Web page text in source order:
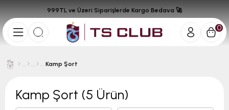
0
999TL ve Üzeri Siparişlerde Kargo Bedava 🚀
Kamp Şort
Kamp Şort (5 Ürün)